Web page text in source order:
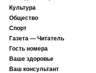
Культура
Общество
Спорт
Газета — Читатель
Гость номера
Ваше здоровье
Ваш консультант